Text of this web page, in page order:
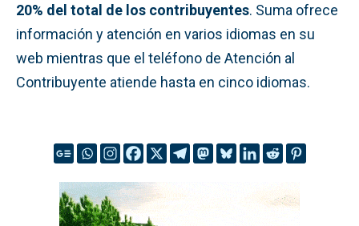
20% del total de los contribuyentes. Suma ofrece
información y atención en varios idiomas en su
web mientras que el teléfono de Atención al
Contribuyente atiende hasta en cinco idiomas.